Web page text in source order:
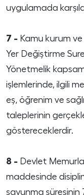
uygulamada
7 - Kamu kurum ve
Yer Değiştirme
Yönetmelik
işlemlerinde, ilgili
eş, öğrenim ve
taleplerinin
göstereceklerdir.
8 - Devlet
maddesinde
savunma süresinin